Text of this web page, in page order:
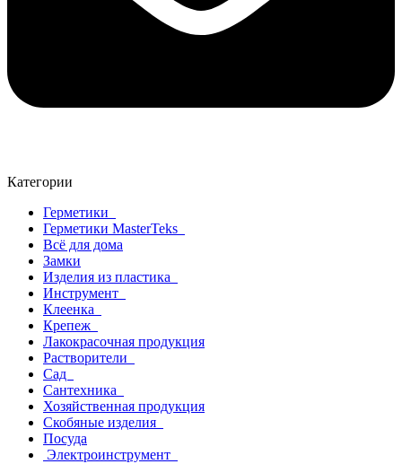
Категории
Герметики
Герметики MasterTeks
Всё для дома
Замки
Изделия из пластика
Инструмент
Клеенка
Крепеж
Лакокрасочная продукция
Растворители
Сад
Сантехника
Хозяйственная продукция
Скобяные изделия
Посуда
Электроинструмент